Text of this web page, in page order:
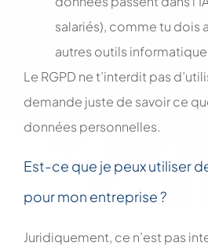
salariés), comme tu dois
autres outils informatique
Le RGPD ne t’interdit pas
demande juste de savoir ce
données personnelles.
Est-ce que je peux utiliser
pour mon entreprise ?
Juridiquement, ce n’est pas